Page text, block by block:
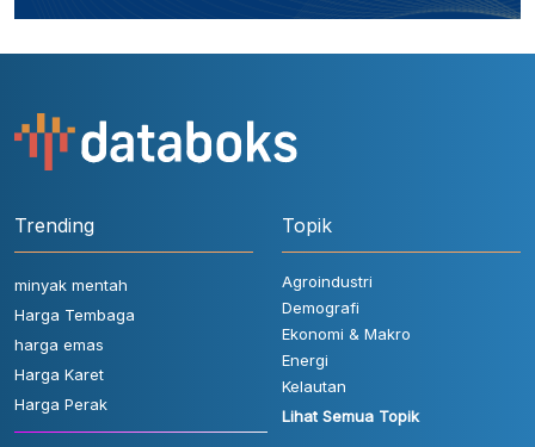
Trending
minyak mentah
Harga Tembaga
harga emas
Harga Karet
Harga Perak
Topik
Agroindustri
Demografi
Ekonomi & Makro
Energi
Kelautan
Lihat Semua Topik